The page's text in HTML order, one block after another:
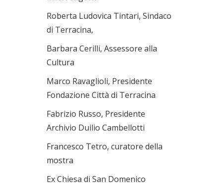
Roberta Ludovica Tintari, Sindaco
di Terracina,
Barbara Cerilli, Assessore alla
Cultura
Marco Ravaglioli, Presidente
Fondazione Città di Terracina
Fabrizio Russo, Presidente
Archivio Duilio Cambellotti
Francesco Tetro, curatore della
mostra
Ex Chiesa di San Domenico